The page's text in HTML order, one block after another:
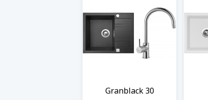
Granblack 30